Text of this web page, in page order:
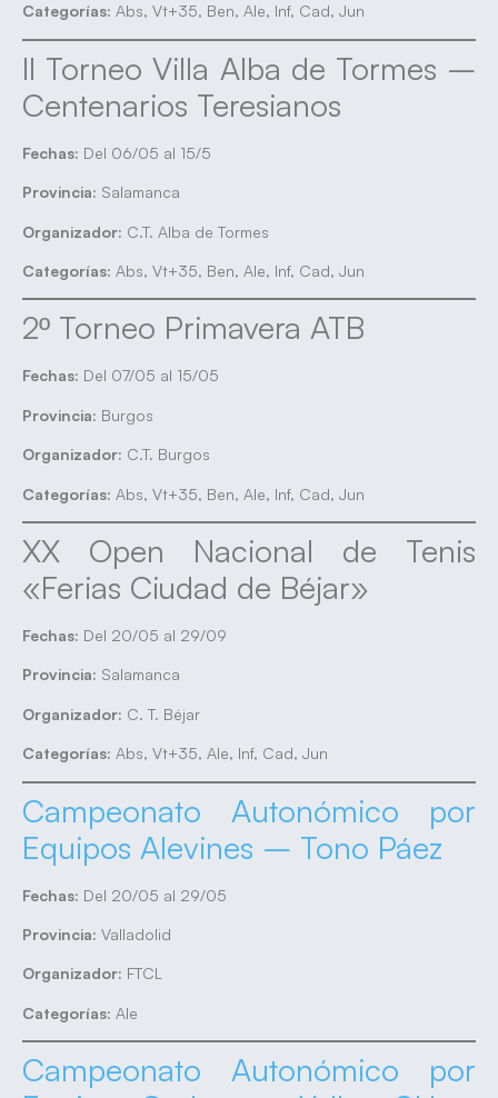
Categorías: Abs, Vt+35, Ben, Ale, Inf, Cad, Jun
II Torneo Villa Alba de Tormes –
Centenarios Teresianos
Fechas: Del 06/05 al 15/5
Provincia: Salamanca
Organizador: C.T. Alba de Tormes
Categorías: Abs, Vt+35, Ben, Ale, Inf, Cad, Jun
2º Torneo Primavera ATB
Fechas: Del 07/05 al 15/05
Provincia: Burgos
Organizador: C.T. Burgos
Categorías: Abs, Vt+35, Ben, Ale, Inf, Cad, Jun
XX Open Nacional de Tenis
«Ferias Ciudad de Béjar»
Fechas: Del 20/05 al 29/09
Provincia: Salamanca
Organizador: C. T. Béjar
Categorías: Abs, Vt+35, Ale, Inf, Cad, Jun
Campeonato Autonómico por
Equipos Alevines – Tono Páez
Fechas: Del 20/05 al 29/05
Provincia: Valladolid
Organizador: FTCL
Categorías: Ale
Campeonato Autonómico por